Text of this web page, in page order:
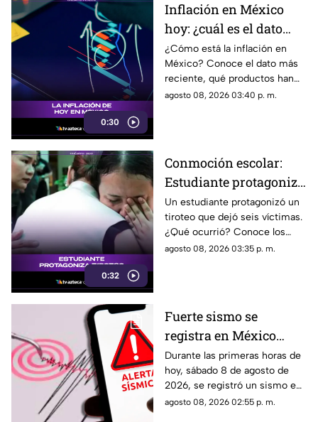
0:30
Inflación en México
hoy: ¿cuál es el dato
actual?
¿Cómo está la inflación en
México? Conoce el dato más
reciente, qué productos han
subido de precio y cómo
agosto 08, 2026 03:40 p. m.
0:32
Conmoción escolar:
Estudiante protagoniza
t1r0t30 con seis
víctimas
Un estudiante protagonizó un
tiroteo que dejó seis víctimas.
¿Qué ocurrió? Conoce los
detalles de esta tragedia.
agosto 08, 2026 03:35 p. m.
Fuerte sismo se
registra en México
HOY, sábado 8 de
agosto de 2026: ¿Dónde
fue el epicentro del
temblor de este día?
Durante las primeras horas de
hoy, sábado 8 de agosto de
2026, se registró un sismo en
México. Te decimos en donde
agosto 08, 2026 02:55 p. m.